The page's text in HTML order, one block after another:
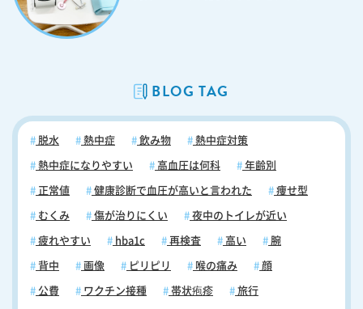
BLOG TAG
脱水 熱中症 飲み物 熱中症対策
熱中症になりやすい 高血圧は何科 年齢別
正常値 健康診断で血圧が高いと言われた 痩せ型
むくみ 傷が治りにくい 夜中のトイレが近い
疲れやすい hba1c 再検査 高い 腕
背中 画像 ピリピリ 喉の痛み 顔
公費 ワクチン接種 帯状疱疹 旅行